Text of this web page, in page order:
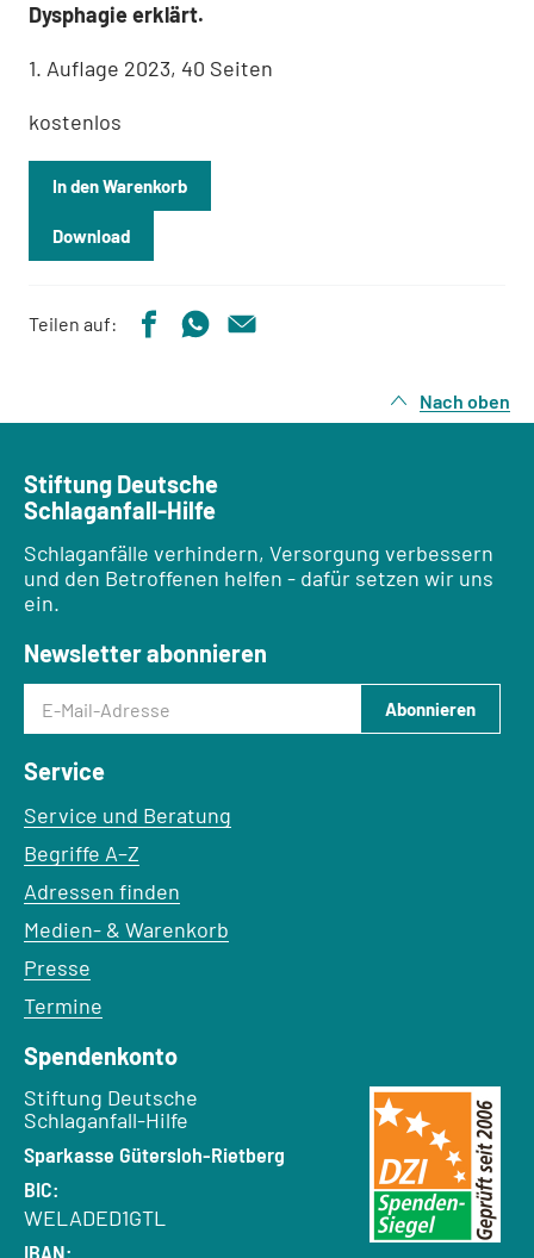
Dysphagie erklärt.
1. Auflage 2023, 40 Seiten
kostenlos
In den Warenkorb
Download
Teilen auf:
Nach oben
Stiftung Deutsche
Schlaganfall-Hilfe
Schlaganfälle verhindern, Versorgung verbessern
und den Betroffenen helfen - dafür setzen wir uns
ein.
Newsletter abonnieren
E-Mail-Adresse
Abonnieren
Service
Service und Beratung
Begriffe A–Z
Adressen finden
Medien- & Warenkorb
Presse
Termine
Spendenkonto
Empfänger:
Stiftung Deutsche
Schlaganfall-Hilfe
Bank:
Sparkasse Gütersloh-Rietberg
BIC:
WELADED1GTL
IBAN: